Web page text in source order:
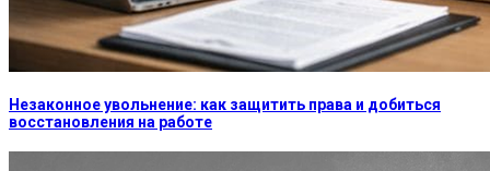
Незаконное увольнение: как защитить права и добиться
восстановления на работе